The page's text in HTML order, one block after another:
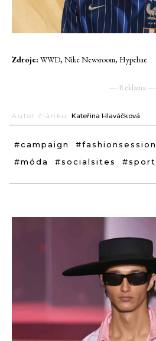
Zdroje: WWD, Nike Newsroom, Hypebae
― Reklama ―
Autor článku: Kateřina Hlaváčková
#campaign #fashionsession
#móda
#socialsites #sport